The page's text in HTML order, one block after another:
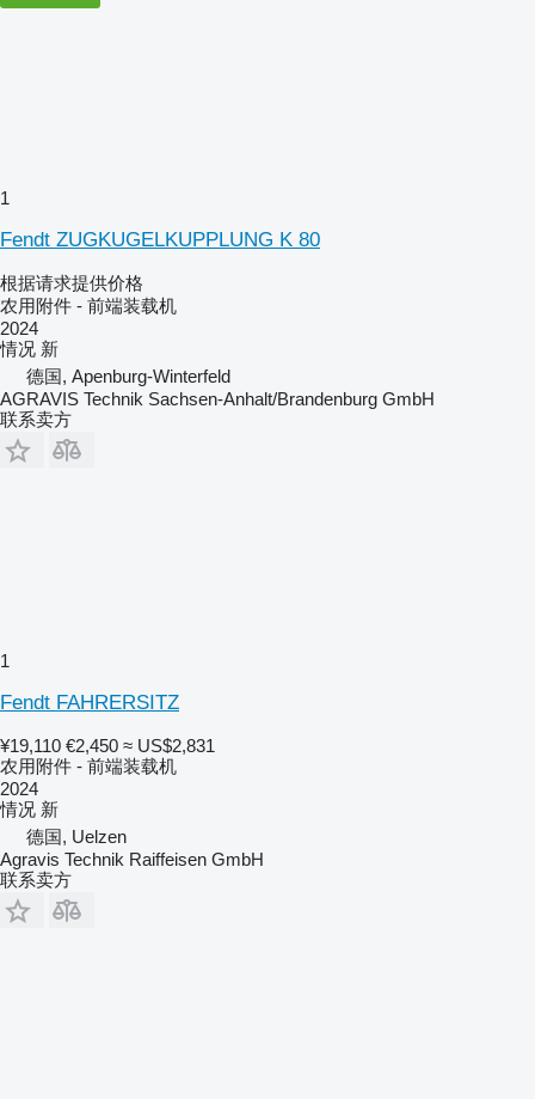
1
Fendt ZUGKUGELKUPPLUNG K 80
根据请求提供价格
农用附件 - 前端装载机
2024
情况 新
德国, Apenburg-Winterfeld
AGRAVIS Technik Sachsen-Anhalt/Brandenburg GmbH
联系卖方
1
Fendt FAHRERSITZ
¥19,110 €2,450 ≈ US$2,831
农用附件 - 前端装载机
2024
情况 新
德国, Uelzen
Agravis Technik Raiffeisen GmbH
联系卖方